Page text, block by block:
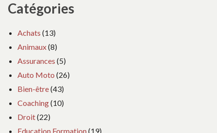
Catégories
Achats (13)
Animaux(8)
Assurances (5)
Auto Moto (26)
Bien-être(43)
Coaching(10)
Droit(22)
Education Formation(19)